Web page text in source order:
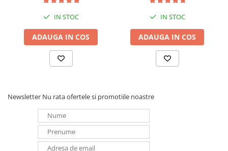
IN STOC
ADAUGA IN COS
IN STOC
ADAUGA IN COS
Newsletter Nu rata ofertele si promotiile noastre